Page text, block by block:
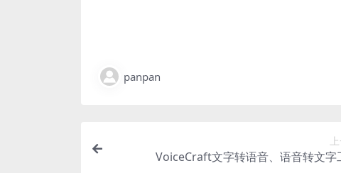
panpan
VoiceCraft文字转语音、语音转文字